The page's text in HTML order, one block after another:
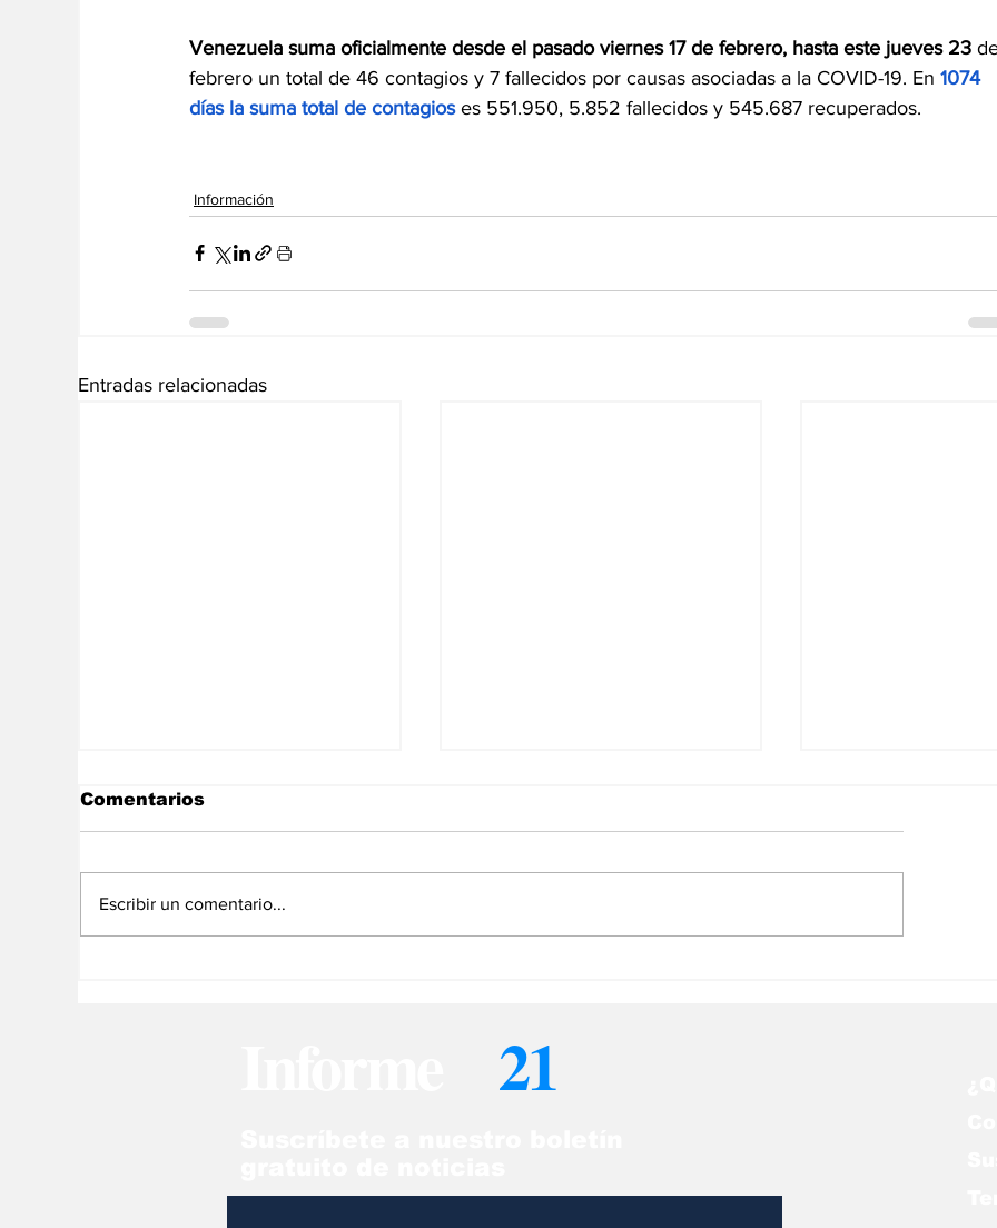
Venezuela suma oficialmente desde el pasado viernes 17 de febrero, hasta este jueves 23
febrero un total de 46 contagios y 7 fallecidos por causas asociadas a la COVID-19. En 1074
días la suma total de contagios es 551.950, 5.852 fallecidos y 545.687 recuperados.
Información
Entradas relacionadas
Comentarios
Escribir un comentario...
21